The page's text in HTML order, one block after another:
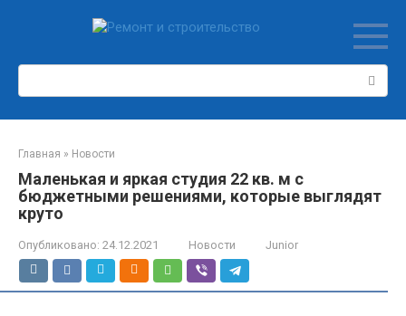
Поиск:
Главная » Новости
Маленькая и яркая студия 22 кв. м с
бюджетными решениями, которые выглядят
круто
Опубликовано: 24.12.2021 Новости Junior